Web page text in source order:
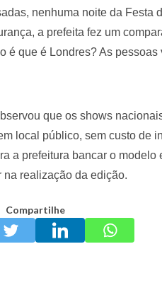
nenhuma noite da Festa
a prefeita fez um
é que é Londres? As pessoas
que os shows
local público, sem custo de
a prefeitura bancar o modelo
na realização da edição.
Compartilhe